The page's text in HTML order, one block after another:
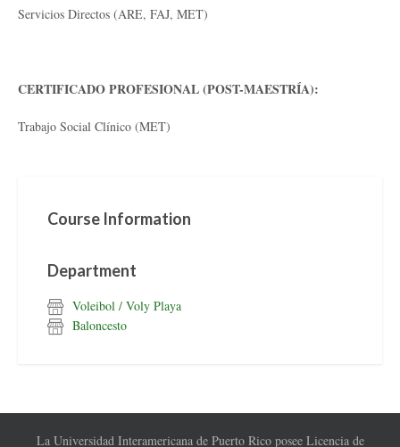
Servicios Directos (ARE, FAJ, MET)
CERTIFICADO PROFESIONAL (POST-MAESTRÍA):
Trabajo Social Clínico (MET)
Course Information
Department
Voleibol / Voly Playa
Baloncesto
La Universidad Interamericana de Puerto Rico posee Licencia de